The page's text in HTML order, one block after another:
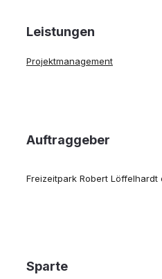
Leistungen
Projektmanagement
Auftraggeber
Freizeitpark Robert Löffelhardt
Sparte